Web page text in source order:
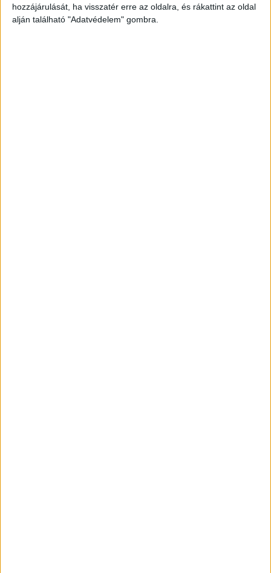
hozzájárulását, ha visszatér erre az oldalra, és rákattint az oldal
alján található "Adatvédelem" gombra.